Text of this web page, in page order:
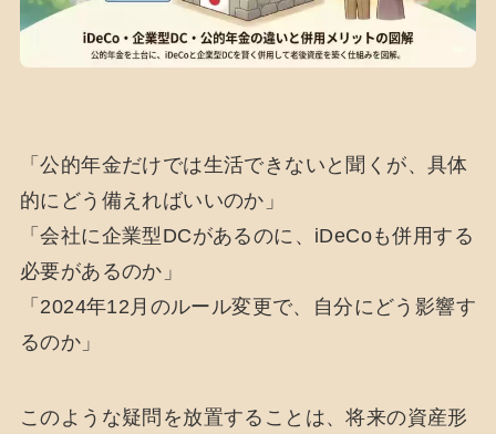
「公的年金だけでは生活できないと聞くが、具体
的にどう備えればいいのか」
「会社に企業型DCがあるのに、iDeCoも併用する
必要があるのか」
「2024年12月のルール変更で、自分にどう影響す
るのか」
このような疑問を放置することは、将来の資産形